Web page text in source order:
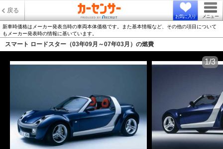
戻る
お気に入り メニュー
新車時価格はメーカー発表当時の車両本体価格です。また基本情報など、その他の項目について
もメーカー発表時の情報に基いています。
スマート ロードスター（03年09月～07年03月）の燃費
1/3